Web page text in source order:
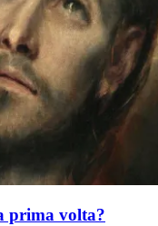
prima volta?